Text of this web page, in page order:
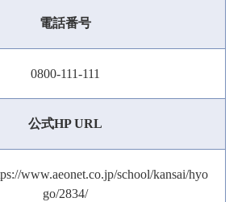
電話番号
0800-111-111
公式HP URL
www.aeonet.co.jp/school/kansai/hyo
go/2834/